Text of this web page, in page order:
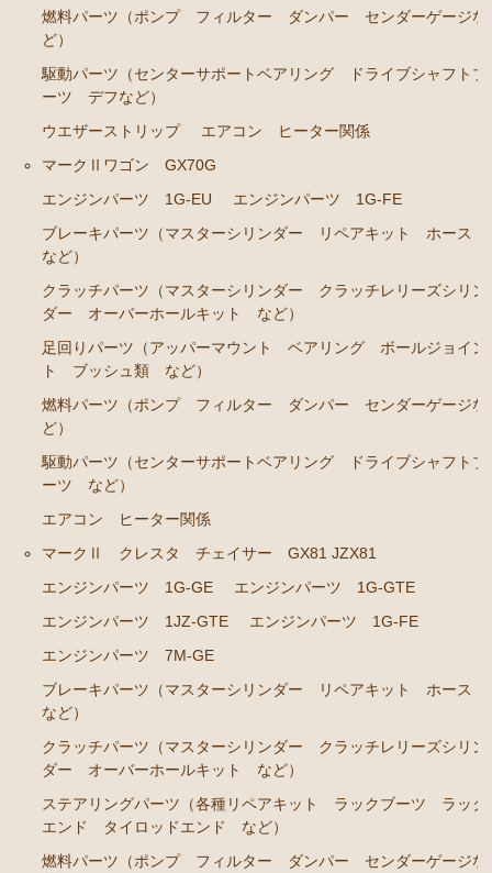
マークⅡワゴン GX70G
エンジンパーツ 1G-FE
ブレーキパーツ（マスターシリンダー リペアキッ
ト ホース など）
クラッチパーツ（マスターシリンダー クラッチレリ
足回りパーツ（アッパーマウント ベアリング ボー
ルジョイント ブッシュ類 など）
燃料パーツ（ポンプ フィルター ダンパー センダ
ーゲージなど）
駆動パーツ（センターサポートベアリング ドライブ
シャフトブーツ など）
エアコン ヒーター関係
マークⅡ クレスタ チェイサー GX81 JZX81
エンジンパーツ 1G-GE
エンジンパーツ 1G-GTE
ブレーキパーツ（マスターシリンダー リペアキッ
ト ホース など）
クラッチパーツ（マスターシリンダー クラッチレリ
ーズシリンダー オーバーホールキット など）
ステアリングパーツ（各種リペアキット ラックブー
ツ ラックエンド タイロッドエンド など）
燃料パーツ（ポンプ フィルター ダンパー センダーゲージな
ど）
駆動パーツ（センターサポートベアリング ドライブシャフトブ
ーツ デフなど）
ウエザーストリップ
エアコン ヒーター関係
マークⅡワゴン GX70G
エンジンパーツ 1G-EU
エンジンパーツ 1G-FE
ブレーキパーツ（マスターシリンダー リペアキット ホース
など）
クラッチパーツ（マスターシリンダー クラッチレリーズシリン
ダー オーバーホールキット など）
足回りパーツ（アッパーマウント ベアリング ボールジョイン
ト ブッシュ類 など）
燃料パーツ（ポンプ フィルター ダンパー センダーゲージな
ど）
駆動パーツ（センターサポートベアリング ドライブシャフトブ
ーツ など）
エアコン ヒーター関係
マークⅡ クレスタ チェイサー GX81 JZX81
エンジンパーツ 1G-GE
エンジンパーツ 1G-GTE
エンジンパーツ 1JZ-GTE
エンジンパーツ 1G-FE
エンジンパーツ 7M-GE
ブレーキパーツ（マスターシリンダー リペアキット ホース
など）
クラッチパーツ（マスターシリンダー クラッチレリーズシリン
ダー オーバーホールキット など）
ステアリングパーツ（各種リペアキット ラックブーツ ラック
エンド タイロッドエンド など）
燃料パーツ（ポンプ フィルター ダンパー センダーゲージな